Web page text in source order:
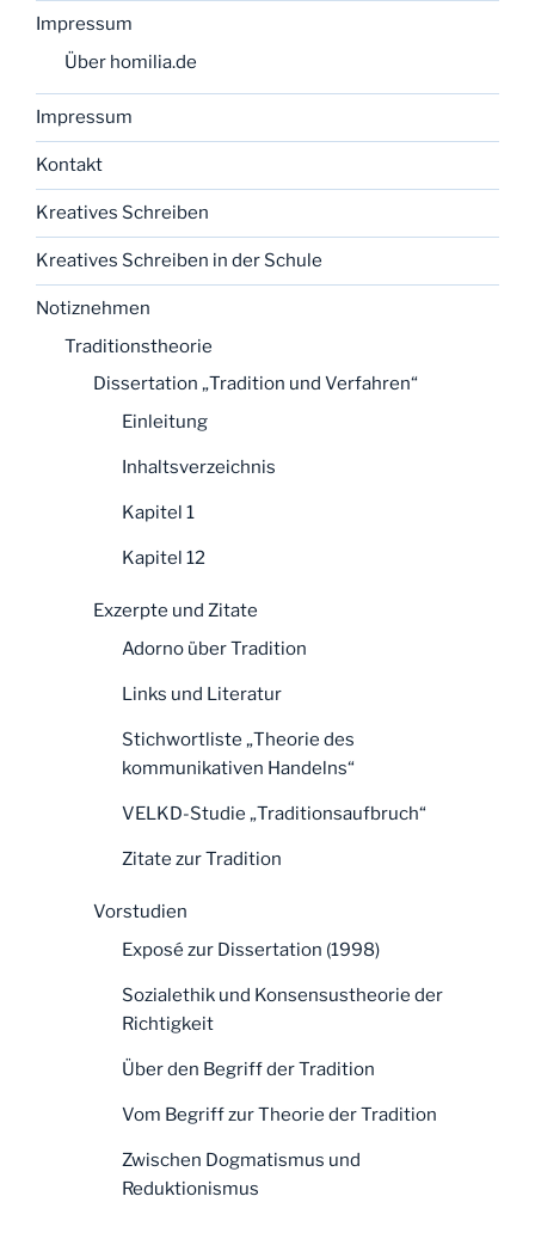
Impressum
Über homilia.de
Impressum
Kontakt
Kreatives Schreiben
Kreatives Schreiben in der Schule
Notiznehmen
Traditionstheorie
Dissertation „Tradition und Verfahren“
Einleitung
Inhaltsverzeichnis
Kapitel 1
Kapitel 12
Exzerpte und Zitate
Adorno über Tradition
Links und Literatur
Stichwortliste „Theorie des
kommunikativen Handelns“
VELKD-Studie „Traditionsaufbruch“
Zitate zur Tradition
Vorstudien
Exposé zur Dissertation (1998)
Sozialethik und Konsensustheorie der
Richtigkeit
Über den Begriff der Tradition
Vom Begriff zur Theorie der Tradition
Zwischen Dogmatismus und
Reduktionismus